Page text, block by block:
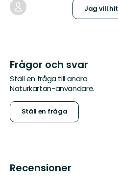
Jag vill hit
Frågor och svar
Ställ en fråga till andra
Naturkartan-användare.
Ställ en fråga
Recensioner